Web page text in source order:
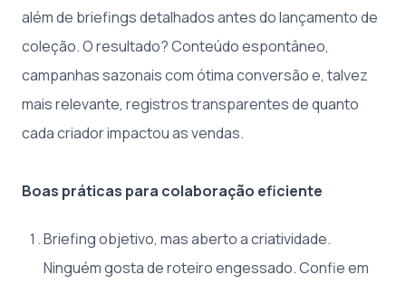
além de briefings detalhados antes do lançamento de
coleção. O resultado? Conteúdo espontâneo,
campanhas sazonais com ótima conversão e, talvez
mais relevante, registros transparentes de quanto
cada criador impactou as vendas.
Boas práticas para colaboração eficiente
Briefing objetivo, mas aberto a criatividade.
Ninguém gosta de roteiro engessado. Confie em